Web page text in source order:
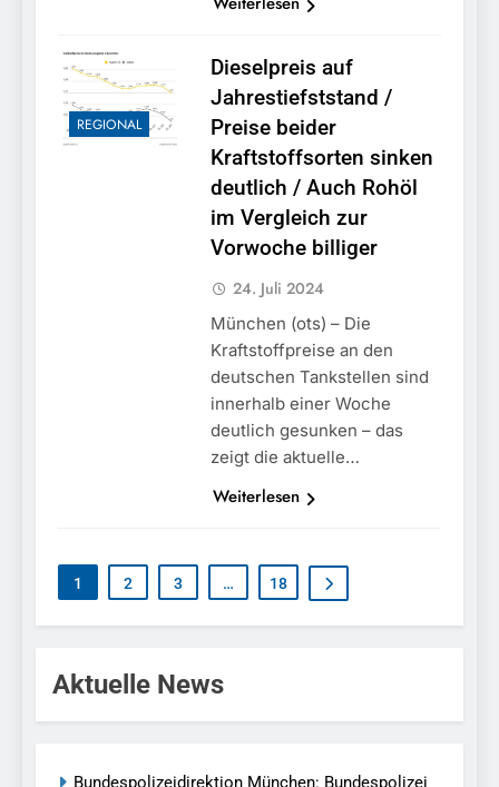
REGIONAL
Dieselpreis auf
Jahrestiefststand /
Preise beider
Kraftstoffsorten sinken
deutlich / Auch Rohöl
im Vergleich zur
Vorwoche billiger
24. Juli 2024
München (ots) – Die
Kraftstoffpreise an den
deutschen Tankstellen sind
innerhalb einer Woche
deutlich gesunken – das
zeigt die aktuelle…
Weiterlesen
1 2 3 … 18
Aktuelle News